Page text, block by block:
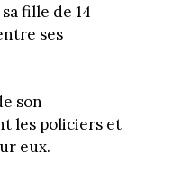
fille de 14
ses
son
les policiers et
eux.